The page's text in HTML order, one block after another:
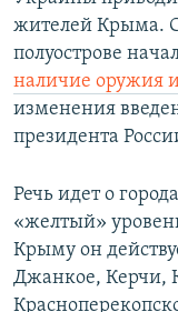
жителей Крыма.
полуострове
наличие оружия
изменения
президента
Речь идет о
«желтый»
Крыму он
Джанкое, Керчи,